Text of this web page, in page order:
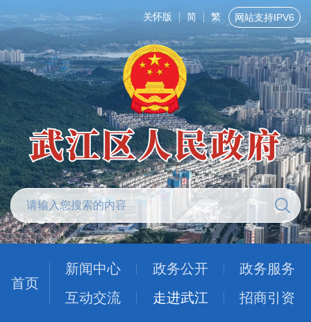
关怀版 简 繁 网站支持IPV6
首页
新闻中心 政务公开
政务服务
互动交流
走进武江 招商引资